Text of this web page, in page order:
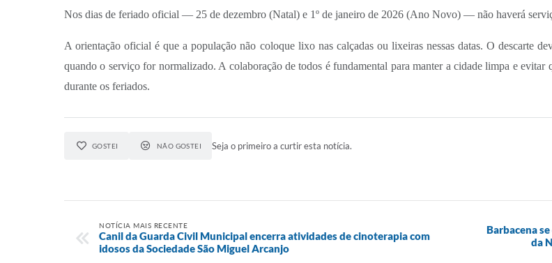
Nos dias de feriado oficial — 25 de dezembro (Natal) e 1º de janeiro de 2026 (Ano Novo) — não haverá
A orientação oficial é que a população não coloque lixo nas calçadas ou lixeiras nessas datas. O descarte
quando o serviço for normalizado. A colaboração de todos é fundamental para manter a cidade limpa e evitar
durante os feriados.
GOSTEI NÃO GOSTEI Seja o primeiro a curtir esta notícia.
NOTÍCIA MAIS RECENTE
Canil da Guarda Civil Municipal encerra atividades de cinoterapia com
idosos da Sociedade São Miguel Arcanjo
Barbacena
da